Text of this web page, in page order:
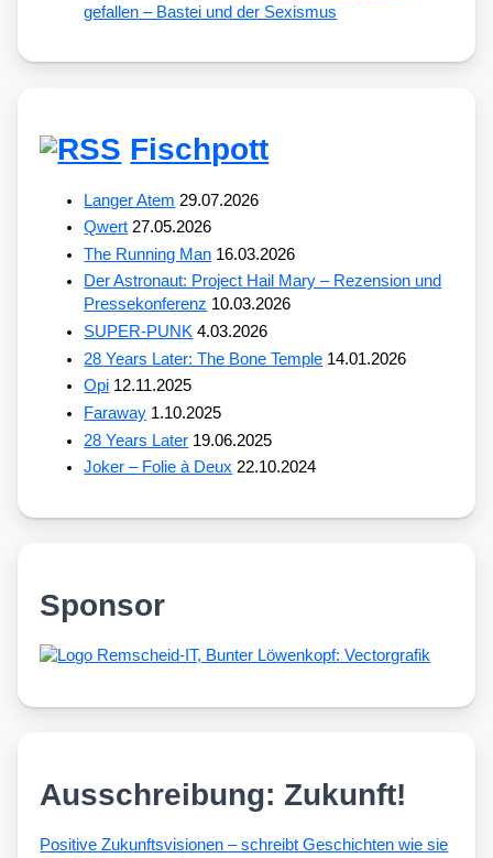
gefallen – Bastei und der Sexismus
Fischpott
Langer Atem 29.07.2026
Qwert 27.05.2026
The Running Man 16.03.2026
Der Astronaut: Project Hail Mary – Rezension und
Pressekonferenz 10.03.2026
SUPER-PUNK 4.03.2026
28 Years Later: The Bone Temple 14.01.2026
Opi 12.11.2025
Faraway 1.10.2025
28 Years Later 19.06.2025
Joker – Folie à Deux 22.10.2024
Sponsor
Ausschreibung: Zukunft!
Posi­ti­ve Zukunfts­vi­sio­nen – schreibt Geschich­ten wie sie